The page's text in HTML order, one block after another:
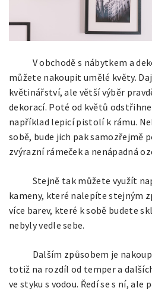
V obchodě s nábytkem a
můžete nakoupit umělé květy.
květinářství, ale větší výběr
dekorací. Poté od květů
například lepicí pistolí k rámu.
sobě, bude jich pak samozřejmě
zvýrazní rámeček a nenápadná
Stejně tak můžete využít
kameny, které nalepíte stejným
více barev, které k sobě budete
nebyly vedle sebe.
Dalším způsobem je
totiž na rozdíl od temper a
ve styku s vodou. Ředí se s ní, ale